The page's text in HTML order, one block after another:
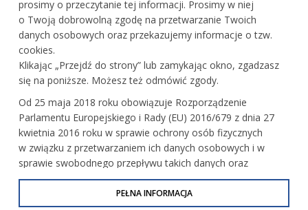
PIĄTA EDYCJA KRYTERIUM KOLARSKIEGO
IMIENIA EUGENIUSZA KWIATKOWSKIEGO (2)
8 maja 2012 r.fot. Małgorzata Wolak
prosimy o przeczytanie tej informacji. Prosimy w niej
o Twoją dobrowolną zgodę na przetwarzanie Twoich
danych osobowych oraz przekazujemy informacje o tzw.
cookies.
Klikając „Przejdź do strony” lub zamykając okno, zgadzasz
się na poniższe. Możesz też odmówić zgody.
Od 25 maja 2018 roku obowiązuje Rozporządzenie
Parlamentu Europejskiego i Rady (EU) 2016/679 z dnia 27
kwietnia 2016 roku w sprawie ochrony osób fizycznych
w związku z przetwarzaniem ich danych osobowych i w
sprawie swobodnego przepływu takich danych oraz
uchylenia dyrektywy 95/46/WE (określane jako RODO, GDPR
lub Ogólne Rozporządzenie o Ochronie Danych
PEŁNA INFORMACJA